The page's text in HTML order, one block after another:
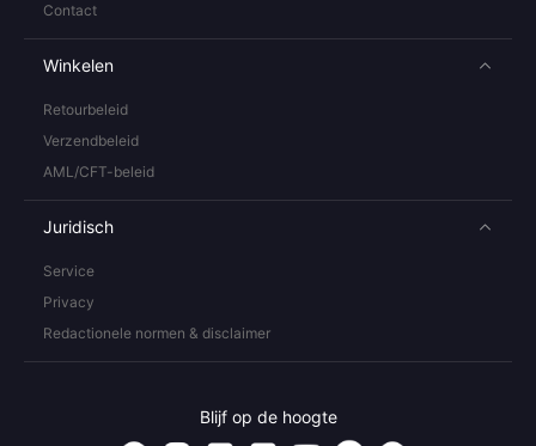
Contact
Winkelen
Retourbeleid
Verzendbeleid
AML/CFT-beleid
Juridisch
Service
Privacy
Redactionele normen & disclaimer
Blijf op de hoogte